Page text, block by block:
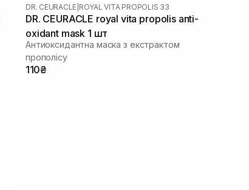
DR. CEURACLE ROYAL VITA PROPOLIS 33
DR. CEURACLE royal vita propolis anti-
oxidant mask 1 шт
Антиоксидантна маска з екстрактом
прополісу
110₴